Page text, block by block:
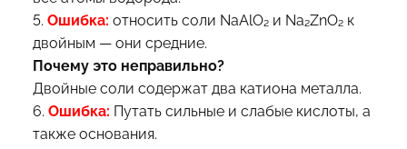
5. Ошибка: относить соли NaAlO₂ и Na₂ZnO₂ к
двойным — они средние.
Почему это неправильно?
Двойные соли содержат два катиона металла.
6. Ошибка: Путать сильные и слабые кислоты, а
также основания.